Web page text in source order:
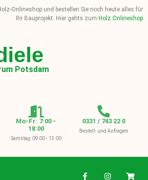
Onlineshop und bestellen Sie noch heute alles für
Ihr Bauprojekt. Hier gehts zum Holz Onlineshop
Potsdam
Mo-Fr: 7:00 -
18:00
Samstag: 09:00 - 13:00
0331 / 743 22 0
Bestell- und Anfragen